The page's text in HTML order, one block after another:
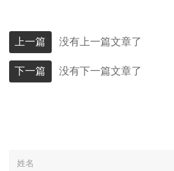
上一篇 没有上一篇文章了
下一篇 没有下一篇文章了